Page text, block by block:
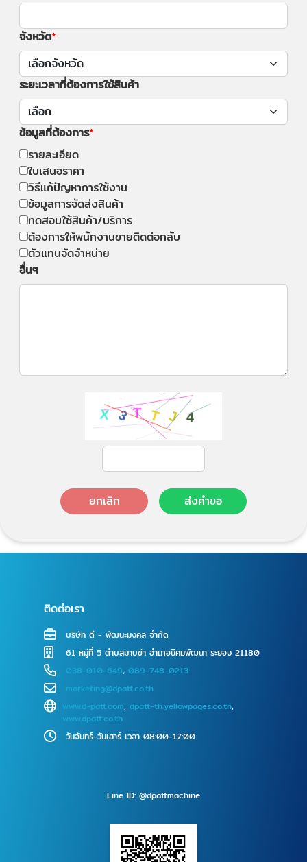
จังหวัด
ระยะเวลาที่ต้องการใช้สินค้า
ข้อมูลที่ต้องการ
รายละเอียด
ใบเสนอราคา
วิธีแก้ปัญหาการใช้งาน
ข้อมูลการจัดส่งสินค้า
ทดสอบใช้สินค้า/บริการ
ต้องการให้พนักงานขายติดต่อกลับ
ตัวแทนจัดจำหน่าย
อื่นๆ
ยกเลิก ส่งคำขอ
ติดต่อเรา
บริษัท ดี - พัฒนะมงคล จำกัด
61 หมู่ที่ 5 ตำบลมาบข่า อำเภอนิคมพัฒนา ระยอง 21180
038-010-649, 089-748-0213
marketing@dpatt.co.th
www.d-patt.com,dpatt-th.yellowpages.co.th,
www.dpatt.co.th
วันจันทร์-วันเสาร์ เวลา 08:00-17:00
Line ID: @dpattmachine